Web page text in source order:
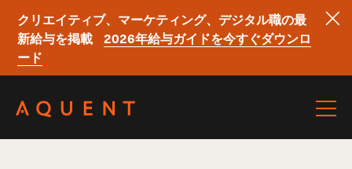
クリエイティブ、マーケティング、デジタル職の最
新給与を掲載
2026年給与ガイドを今すぐダウンロ
ード